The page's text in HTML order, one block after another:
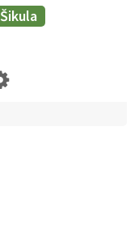
Šikula